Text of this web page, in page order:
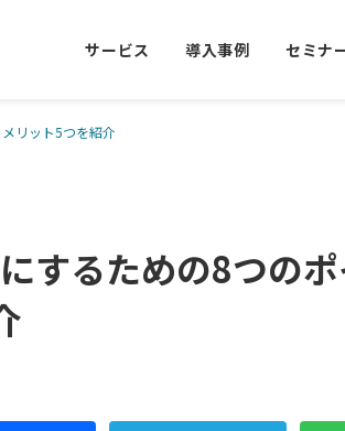
サービス 導入事例 セミナ
リット5つを紹介
するための8つの